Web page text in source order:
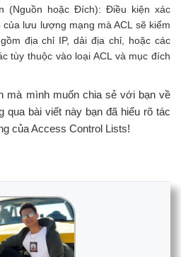
(Nguồn hoặc Đích): Điều kiện xác
lưu lượng mạng mà ACL sẽ kiểm
địa chỉ IP, dải địa chỉ, hoặc các
tùy thuộc vào loại ACL và mục đích
mà mình muốn chia sẻ với bạn về
qua bài viết này bạn đã hiểu rõ tác
của Access Control Lists!